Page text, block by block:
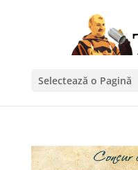
Selectează o Pagină